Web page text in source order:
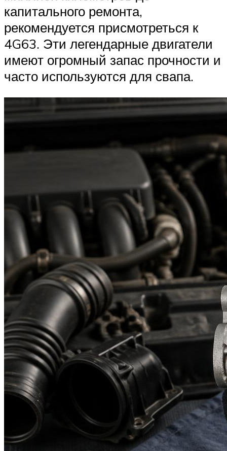
капитального ремонта,
рекомендуется присмотреться к
4G63. Эти легендарные двигатели
имеют огромный запас прочности и
часто используются для свапа.